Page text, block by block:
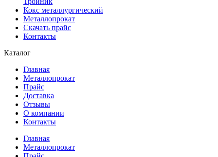
Кокс металлургический
Металлопрокат
Скачать прайс
Контакты
Каталог
Главная
Металлопрокат
Прайс
Доставка
Отзывы
О компании
Контакты
Главная
Металлопрокат